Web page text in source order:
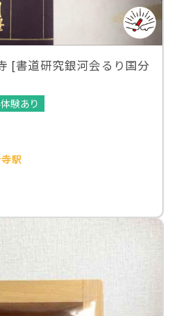
[書道研究銀河会るり国分
験あり
駅